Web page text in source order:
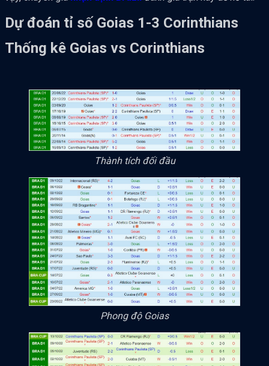
Dự đoán tỉ số Goias 1-3 Corinthians
Thống kê Goias vs Corinthians
Thành tích đối đầu
Phong độ Goias